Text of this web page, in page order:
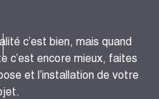
c’est bien, mais quand
c’est encore mieux, faites
et l’installation de votre